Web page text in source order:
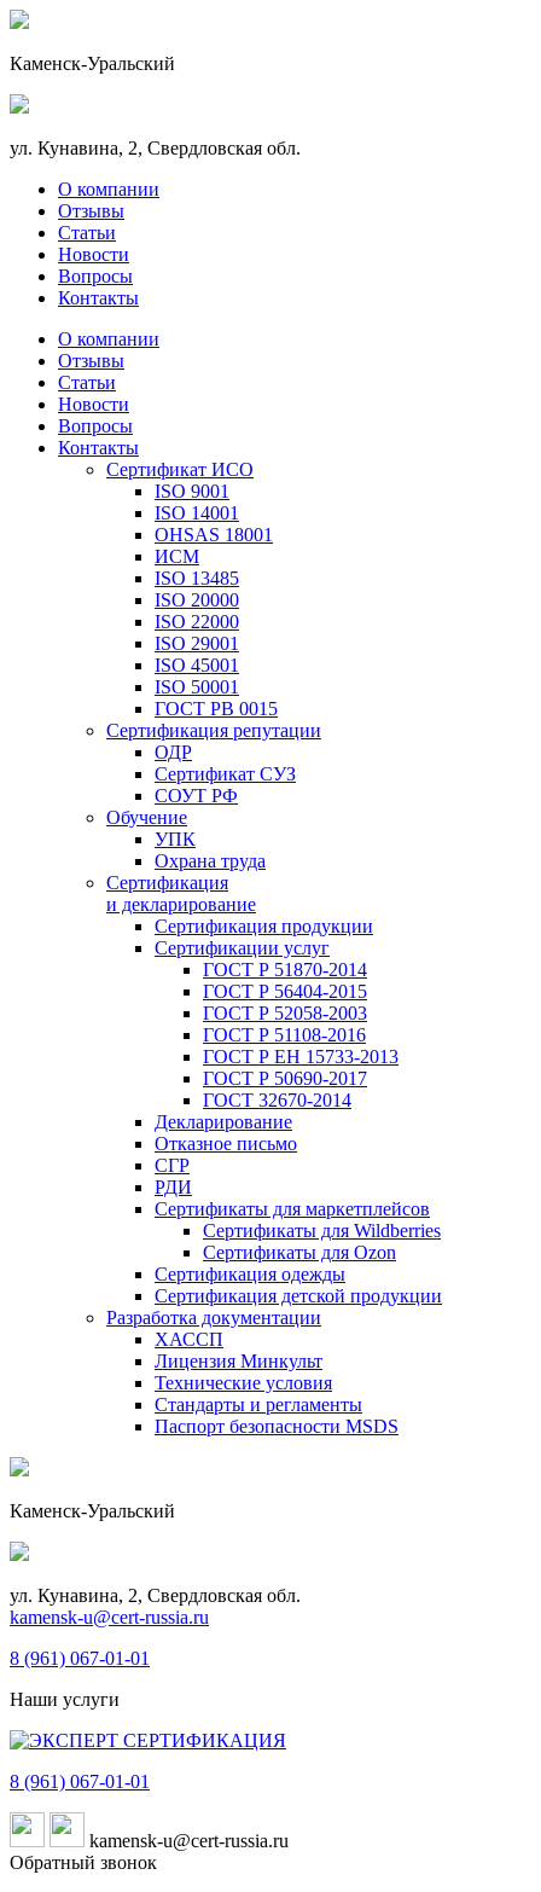
Каменск-Уральский
ул. Кунавина, 2, Свердловская обл.
О компании
Отзывы
Статьи
Новости
Вопросы
Контакты
О компании
Отзывы
Статьи
Новости
Вопросы
Контакты
Сертификат ИСО
ISO 9001
ISO 14001
OHSAS 18001
ИСМ
ISO 13485
ISO 20000
ISO 22000
ISO 29001
ISO 45001
ISO 50001
ГОСТ РВ 0015
Сертификация репутации
ОДР
Сертификат СУЗ
СОУТ РФ
Обучение
УПК
Охрана труда
Сертификация
и декларирование
Сертификация продукции
Сертификации услуг
ГОСТ Р 51870-2014
ГОСТ Р 56404-2015
ГОСТ Р 52058-2003
ГОСТ Р 51108-2016
ГОСТ Р ЕН 15733-2013
ГОСТ Р 50690-2017
ГОСТ 32670-2014
Декларирование
Отказное письмо
СГР
РДИ
Сертификаты для маркетплейсов
Сертификаты для Wildberries
Сертификаты для Ozon
Сертификация одежды
Сертификация детской продукции
Разработка документации
ХАССП
Лицензия Минкульт
Технические условия
Стандарты и регламенты
Паспорт безопасности MSDS
Каменск-Уральский
ул. Кунавина, 2, Свердловская обл.
kamensk-u@cert-russia.ru
8 (961) 067-01-01
Наши услуги
8 (961) 067-01-01
kamensk-u@cert-russia.ru
Обратный звонок